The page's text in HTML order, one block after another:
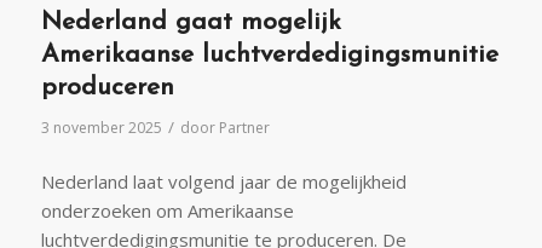
Nederland gaat mogelijk
Amerikaanse luchtverdedigingsmunitie
produceren
3 november 2025 / door Partner
Nederland laat volgend jaar de mogelijkheid
onderzoeken om Amerikaanse
luchtverdedigingsmunitie te produceren. De